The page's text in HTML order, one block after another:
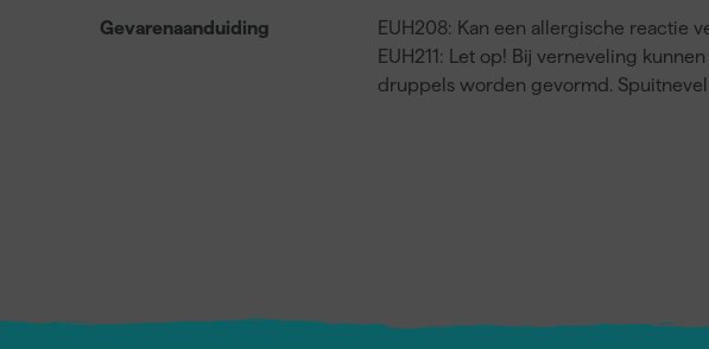
Gevarenaanduiding
EUH208: Kan een allergische reactie
EUH211: Let op! Bij verneveling
druppels worden gevormd.